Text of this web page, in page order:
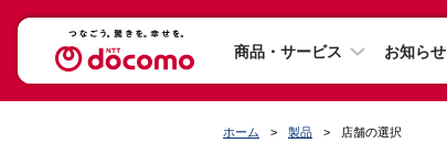
商品・サービス お知らせ
ホーム 製品 店舗の選択